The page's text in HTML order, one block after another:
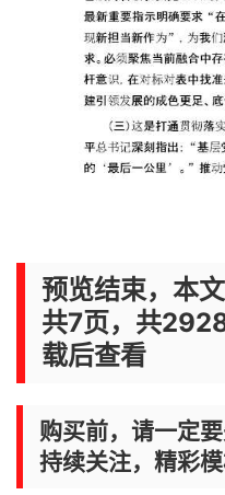
预览结束，本
共7页，共
载后查看
购买前，请一定
持续关注，精彩